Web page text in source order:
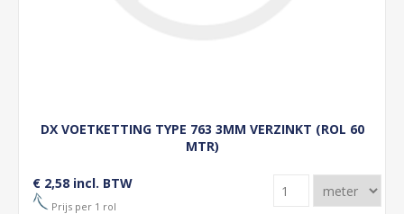
DX VOETKETTING TYPE 763 3MM VERZINKT (ROL 60
MTR)
€ 2,58 incl. BTW
Prijs per 1 rol